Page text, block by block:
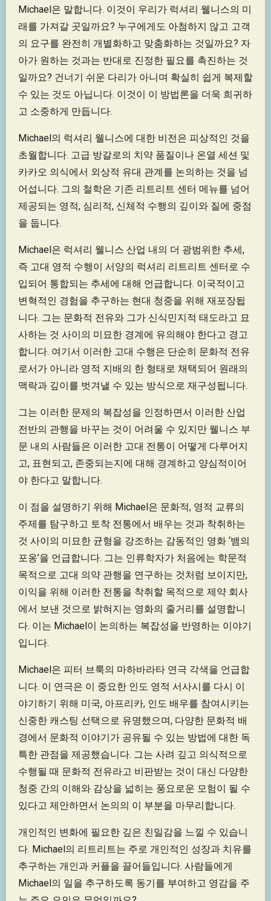
Michael은 말합니다. 이것이 우리가 럭셔리 웰니스의 미
래를 가져갈 곳일까요? 누구에게도 아첨하지 않고 고객
의 요구를 완전히 개별화하고 맞춤화하는 것일까요? 자
아가 원하는 것과는 반대로 진정한 필요를 촉진하는 것
일까요? 건너기 쉬운 다리가 아니며 확실히 쉽게 복제할
수 있는 것도 아닙니다. 이것이 이 방법론을 더욱 희귀하
고 소중하게 만듭니다.
Michael의 럭셔리 웰니스에 대한 비전은 피상적인 것을
초월합니다. 고급 방갈로의 치약 품질이나 온열 세션 및
카카오 의식에서 외상적 유대 관계를 논의하는 것을 넘
어섭니다. 그의 철학은 기존 리트리트 센터 메뉴를 넘어
제공되는 영적, 심리적, 신체적 수행의 깊이와 질에 중점
을 둡니다.
Michael은 럭셔리 웰니스 산업 내의 더 광범위한 추세,
즉 고대 영적 수행이 서양의 럭셔리 리트리트 센터로 수
입되어 통합되는 추세에 대해 언급합니다. 이국적이고
변혁적인 경험을 추구하는 현대 청중을 위해 재포장됩
니다. 그는 문화적 전유와 그가 신식민지적 태도라고 묘
사하는 것 사이의 미묘한 경계에 유의해야 한다고 경고
합니다. 여기서 이러한 고대 수행은 단순히 문화적 전유
로서가 아니라 영적 지배의 한 형태로 채택되어 원래의
맥락과 깊이를 벗겨낼 수 있는 방식으로 재구성됩니다.
그는 이러한 문제의 복잡성을 인정하면서 이러한 산업
전반의 관행을 바꾸는 것이 어려울 수 있지만 웰니스 부
문 내의 사람들은 이러한 고대 전통이 어떻게 다루어지
고, 표현되고, 존중되는지에 대해 경계하고 양심적이어
야 한다고 말합니다.
이 점을 설명하기 위해 Michael은 문화적, 영적 교류의
주제를 탐구하고 토착 전통에서 배우는 것과 착취하는
것 사이의 미묘한 균형을 강조하는 감동적인 영화 ‘뱀의
포옹’을 언급합니다. 그는 인류학자가 처음에는 학문적
목적으로 고대 의약 관행을 연구하는 것처럼 보이지만,
이익을 위해 이러한 전통을 착취할 목적으로 제약 회사
에서 보낸 것으로 밝혀지는 영화의 줄거리를 설명합니
다. 이는 Michael이 논의하는 복잡성을 반영하는 이야기
입니다.
Michael은 피터 브룩의 마하바라타 연극 각색을 언급합
니다. 이 연극은 이 중요한 인도 영적 서사시를 다시 이
야기하기 위해 미국, 아프리카, 인도 배우를 참여시키는
신중한 캐스팅 선택으로 유명했으며, 다양한 문화적 배
경에서 문화적 이야기가 공유될 수 있는 방법에 대한 독
특한 관점을 제공했습니다. 그는 사려 깊고 의식적으로
수행될 때 문화적 전유라고 비판받는 것이 대신 다양한
청중 간의 이해와 감상을 넓히는 풍요로운 모험이 될 수
있다고 제안하면서 논의의 이 부분을 마무리합니다.
개인적인 변화에 필요한 깊은 친밀감을 느낄 수 있습니
다. Michael의 리트리트는 주로 개인적인 성장과 치유를
추구하는 개인과 커플을 끌어들입니다. 사람들에게
Michael의 일을 추구하도록 동기를 부여하고 영감을 주